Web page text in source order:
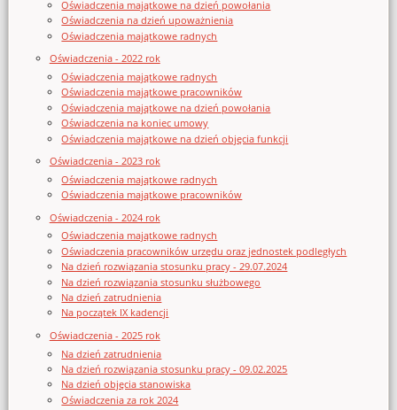
Oświadczenia majątkowe na dzień powołania
Oświadczenia na dzień upoważnienia
Oświadczenia majątkowe radnych
Oświadczenia - 2022 rok
Oświadczenia majątkowe radnych
Oświadczenia majątkowe pracowników
Oświadczenia majątkowe na dzień powołania
Oświadczenia na koniec umowy
Oświadczenia majątkowe na dzień objęcia funkcji
Oświadczenia - 2023 rok
Oświadczenia majątkowe radnych
Oświadczenia majątkowe pracowników
Oświadczenia - 2024 rok
Oświadczenia majątkowe radnych
Oświadczenia pracowników urzędu oraz jednostek podległych
Na dzień rozwiązania stosunku pracy - 29.07.2024
Na dzień rozwiązania stosunku służbowego
Na dzień zatrudnienia
Na początek IX kadencji
Oświadczenia - 2025 rok
Na dzień zatrudnienia
Na dzień rozwiązania stosunku pracy - 09.02.2025
Na dzień objęcia stanowiska
Oświadczenia za rok 2024